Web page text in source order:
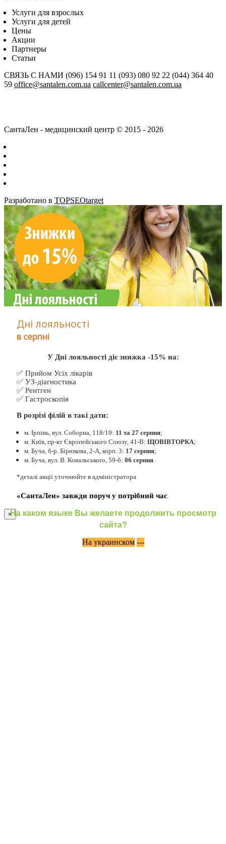
Услуги для взрослых
Услуги для детей
Цены
Акции
Партнеры
Статьи
СВЯЗЬ С НАМИ (096) 154 91 11 (093) 080 92 22 (044) 364 40
59 office@santalen.com.ua callcenter@santalen.com.ua
СантаЛен - медицинский центр © 2015 - 2026
Разработано в TOPSEOtarget
Дні лояльності
в серпні
У Дні лояльності діє знижка -15% на:
✅ Прийом Усіх лікарів
✅ УЗ-діагностика
✅ Рентген
✅ Гастроскопія
В розрізі філій в такі дати:
м. Ірпінь, вул. Соборна, 118/19: 11 та 27 серпня;
м. Київ, пр-кт Європейського Союзу, 41-В: ЩОВІВТОРКА;
м. Буча, б-р. Бірюкова, 2-А, корп. 3: 17 серпня;
м. Буча, вул. В. Ковальського, 59-б: 06 серпня
*деталі акції уточнюйте в адміністратора
«СантаЛен» завжди поруч у потрібний час
×На каком языке Вы желаете продолжить просмотр
сайта?
На украинском ---